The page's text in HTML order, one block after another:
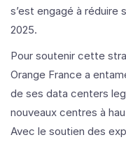
s’est engagé à
2025.
Pour soutenir cette
Orange France a
de ses data centers
nouveaux centres à
Avec le soutien des